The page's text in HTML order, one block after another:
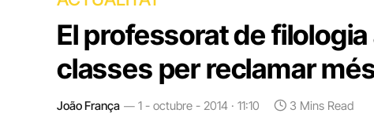
El professorat de
classes per reclamar
João França 1 - octubre - 2014 · 11:10 3 Mins Read